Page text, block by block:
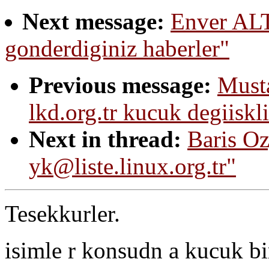
Next message: Enver
gonderdiginiz haberler"
Previous message:
lkd.org.tr kucuk
Next in thread: Baris
yk@liste.linux.org.tr"
Tesekkurler.
isimle r konsudn a kucuk